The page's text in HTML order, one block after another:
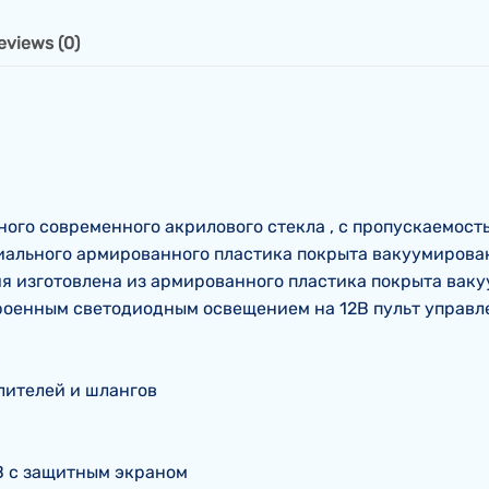
(0)
современного акрилового стекла , с
армированного пластика покрыта
из армированного пластика покрыта
светодиодным освещением на 12В пульт
и шлангов
с защитным экраном